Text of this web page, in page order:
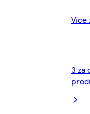
Více
3 za